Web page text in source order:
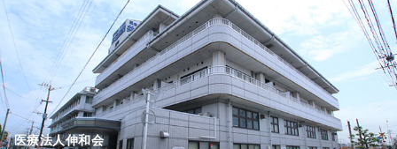
医療法人伸和会